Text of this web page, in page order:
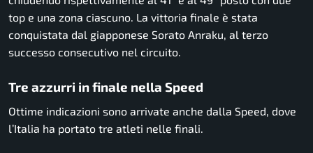
top e una zona ciascuno. La vittoria finale è stata
conquistata dal giapponese Sorato Anraku, al terzo
successo consecutivo nel circuito.
Tre azzurri in finale nella Speed
Ottime indicazioni sono arrivate anche dalla Speed, dove
l’Italia ha portato tre atleti nelle finali.